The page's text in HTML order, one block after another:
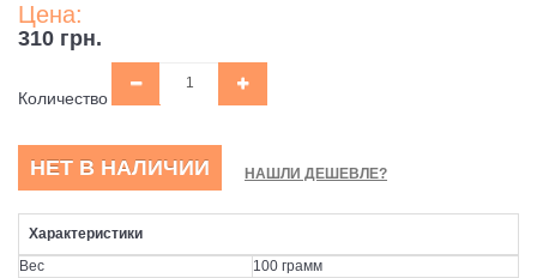
Цена:
310 грн.
Количество
НЕТ В НАЛИЧИИ НАШЛИ ДЕШЕВЛЕ?
Характеристики
Вес
100 грамм